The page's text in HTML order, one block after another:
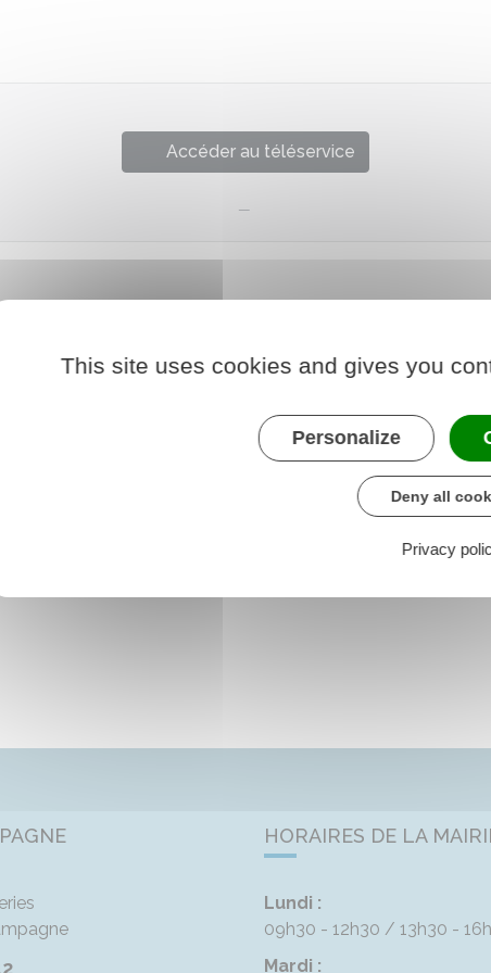
Accéder au téléservice
HORAIRES DE LA
Lundi :
09h30 - 12h30
13h30 -
Mardi :
This site uses cookies and gives you
Personalize
Deny all
Privacy